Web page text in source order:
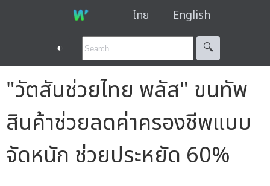
ไทย English
◐ 🔍︎
"วัตสันช่วยไทย พลัส" ขนทัพ
สินค้าช่วยลดค่าครองชีพแบบ
จัดหนัก ช่วยประหยัด 60%